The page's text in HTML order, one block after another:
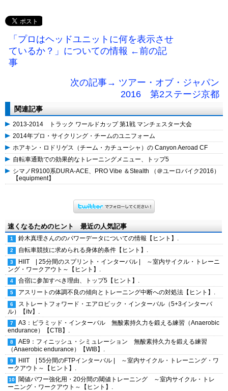
「プロはヘッドユニットに何を表示させ
ているか？」についての情報 ←前の記
事
次の記事→ ツアー・オブ・ジャパン
2016 第2ステージ京都
関連記事
2013-2014 トラック ワールドカップ 第1戦 マンチェスター大会
2014年プロ・サイクリング・チームのユニフォーム
ホアキン・ロドリゲス（チーム・カチューシャ）の Canyon Aeroad CF
自転車通勤での効果的なトレーニングメニュー、トップ5
シマノR9100系DURA-ACE、PRO Vibe ＆Stealth （＠ユーロバイク2016）
【equipment】
速くなるためのヒント 最近の人気記事
鈴木真理さんののパワーデータについての情報【ヒント】.
自転車競技に求められる身体的条件【ヒント】.
HIIT | 25分間のスプリント・インターバル | ～室内サイクル・トレーニ
ング・ワークアウト～【ヒント】.
合宿に参加すべき理由、トップ5【ヒント】.
アスリートの体調不良の傾向とトレーニング中断への対処法【ヒント】.
ストレートフォワード・エアロビック・インターバル（5+3インターバ
ル）【itv】.
A3：ピラミッド・インターバル 無酸素持久力を鍛える練習（Anaerobic
endurance）【CTB】.
AE9：フィニッシュ・シミュレーション 無酸素持久力を鍛える練習
（Anaerobic endurance）【WIB】.
HIIT | 55分間のFTPインターバル | ～室内サイクル・トレーニング・ワ
ークアウト～【ヒント】.
閾値パワー強化用・20分間の閾値トレーニング ～室内サイクル・トレ
ーニング・ワークアウト～【ヒント】.